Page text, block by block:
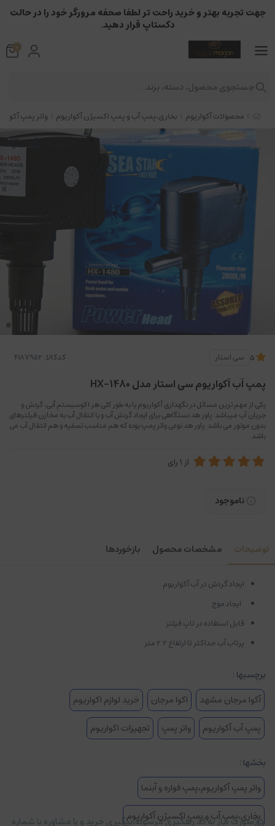
محصولات آکواریوم بخاری،پمپ آب و پمپ اکسیژن آکواریوم واتر پمپ
سی استار کدکالا:
پمپ آب آکواریوم سی استار مدل HX-1480
یکی از مهم ترین مسائل در نگهداری آکواریوم یا به طور کلی هر اکوسیستم آبی، گردش و
جریان آب میباشد. پاور هد دستگاهی برای ایجاد گردش آب و یا انتقال آب به مخازن فیلترهای
بدون موتور می باشد. پاور هد نوعی واتر پمپ بوده که هم مناسب تصفیه و هم انتقال آب می
باشد.
از 1رای
ناموجود
توضیحات مشخصات محصول بازخوردها
ایجاد گردش در آب آکواریوم
ایجاد موج
قابل استفاده در تاپ فیلتر
پرتاب آب حداکثر تا ارتفاع 2.2 متر
برچسبها :
آکوا مرجان مشهد
اکوا مرجان
خرید لوازم اکواریوم
پمپ آب آکواریوم
واتر پمپ تجهیزات اکواریوم
بخشها :
واتر پمپ آکواریوم،پمپ فواره و آبنما
بخاری،پمپ آب و پمپ اکسیژن آکواریوم
جهت تجربه بهتر و خرید راحت تر لطفا صحفه مرورگر خود را در حالت
دکستاپ قرار دهید.
0
جستجوی محصول، دسته، برند...
در صورت نیاز به کد رهگیری مرسوله،پیگیری خرید و یا مشاوره با شماره